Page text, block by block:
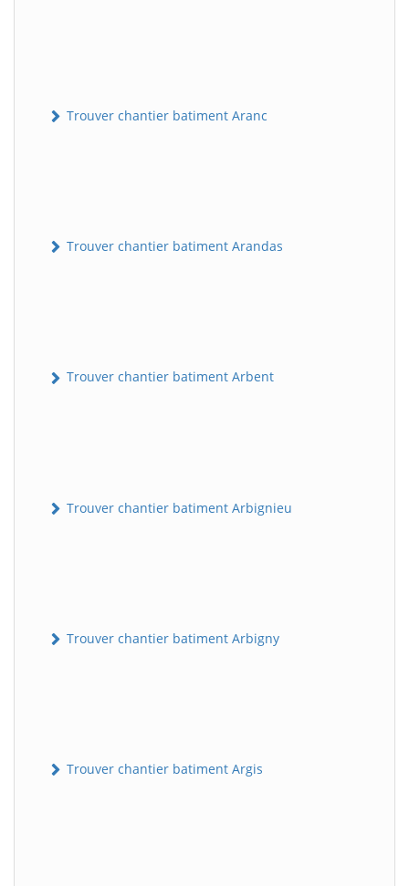
Trouver chantier batiment Aranc
Trouver chantier batiment Arandas
Trouver chantier batiment Arbent
Trouver chantier batiment Arbignieu
Trouver chantier batiment Arbigny
Trouver chantier batiment Argis